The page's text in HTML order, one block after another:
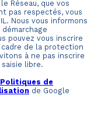
Réseau, que vos
pas respectés, vous
Nous vous informons
pouvez vous inscrire
cadre de la protection
à ne pas inscrire
libre.
Politiques de
de Google